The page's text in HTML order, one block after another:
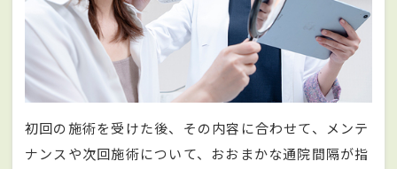
初回の施術を受けた後、その内容に合わせて、メンテ
ナンスや次回施術について、おおまかな通院間隔が指